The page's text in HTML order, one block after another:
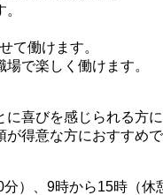
て働けます。
で楽しく働けます。
喜びを感じられる方に
得意な方におすすめで
）、9時から15時（